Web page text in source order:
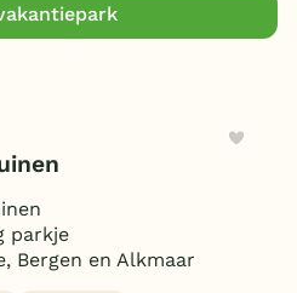
parkje
Bergen en Alkmaar